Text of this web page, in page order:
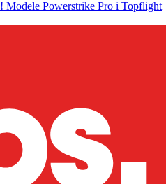
! Modele Powerstrike Pro i Topflight